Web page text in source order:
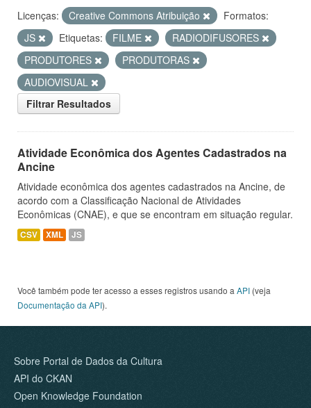
Licenças: Creative Commons Atribuição
Formatos:
JS
Etiquetas: FILME
RADIODIFUSORES
PRODUTORES
PRODUTORAS
AUDIOVISUAL
Filtrar Resultados
Atividade Econômica dos Agentes Cadastrados na
Ancine
Atividade econômica dos agentes cadastrados na Ancine, de
acordo com a Classificação Nacional de Atividades
Econômicas (CNAE), e que se encontram em situação regular.
CSV XML JS
Você também pode ter acesso a esses registros usando a API (veja
Documentação da API).
Sobre Portal de Dados da Cultura
API do CKAN
Open Knowledge Foundation